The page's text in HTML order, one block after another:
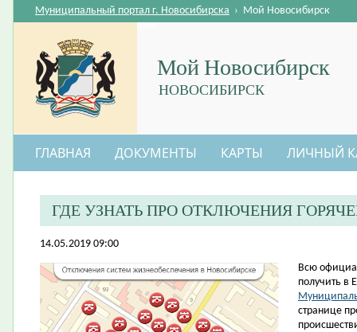
Мой Новосибирск
НОВОСИБИРСК
Муниципальный портал г. Новосибирска › Мой Новосибирск
ГЛАВНАЯ ДОКУМЕНТЫ КАРТЫ ЛИЧНЫЙ
ГДЕ УЗНАТЬ ПРО ОТКЛЮЧЕНИЯ
14.05.2019 09:00
​Всю
получить в
странице